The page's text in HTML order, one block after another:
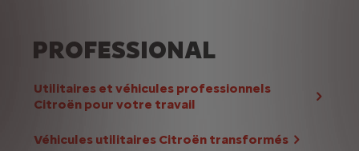
PROFESSIONAL
Utilitaires et véhicules professionnels
Citroën pour votre travail
Véhicules utilitaires Citroën transformés